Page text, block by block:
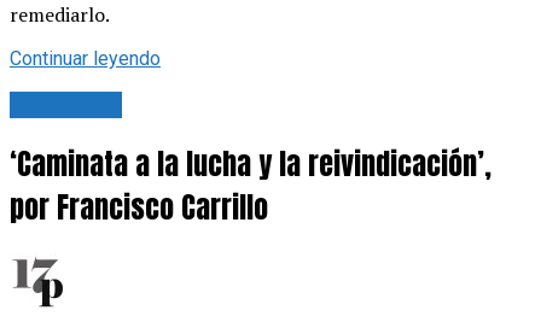
remediarlo.
Continuar leyendo
‘Caminata a la lucha y la reivindicación’,
por Francisco Carrillo